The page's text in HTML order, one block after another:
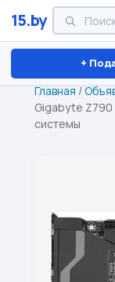
15.by
+
Минск
Главная /
Gigabyte Z790
системы